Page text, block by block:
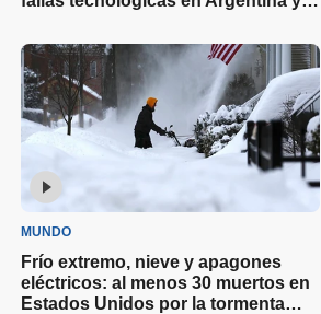
MUNDO
Frío extremo, nieve y apagones
eléctricos: al menos 30 muertos en
Estados Unidos por la tormenta